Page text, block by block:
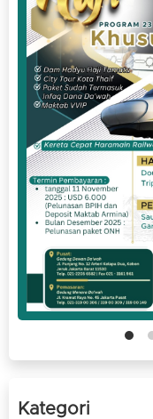
Kategori